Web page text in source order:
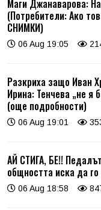
Маги Джанаварова:
(Потребители: Ако
СНИМКИ)
06 Aug 19:05
Разкриха защо Иван
Ирина: Тенчева „не я
(още подробности)
06 Aug 19:01
АЙ СТИГА, БЕ!!
общността иска да
06 Aug 18:58